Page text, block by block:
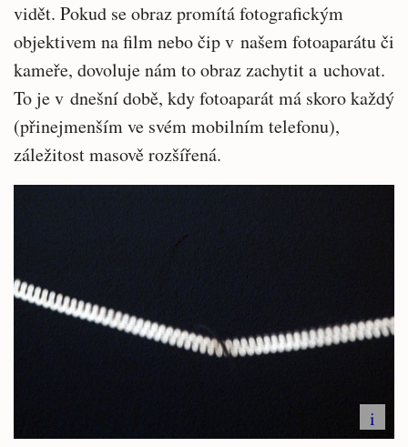
vidět. Pokud se obraz promítá fotografickým
objektivem na film nebo čip v našem fotoaparátu či
kameře, dovoluje nám to obraz zachytit a uchovat.
To je v dnešní době, kdy fotoaparát má skoro každý
(přinejmenším ve svém mobilním telefonu),
záležitost masově rozšířená.
i